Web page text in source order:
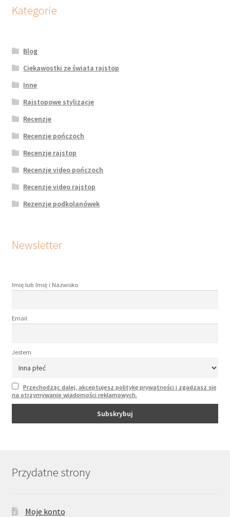
Kategorie
Blog
Ciekawostki ze świata rajstop
Inne
Rajstopowe stylizacje
Recenzje
Recenzje pończoch
Recenzje rajstop
Recenzje video pończoch
Recenzje video rajstop
Rezenzje podkolanówek
Newsletter
Imię lub Imię i Nazwisko
Email
Jestem
Przechodząc dalej, akceptujesz politykę prywatności i zgadzasz się
na otrzymywanie wiadomości reklamowych.
Przydatne strony
Moje konto